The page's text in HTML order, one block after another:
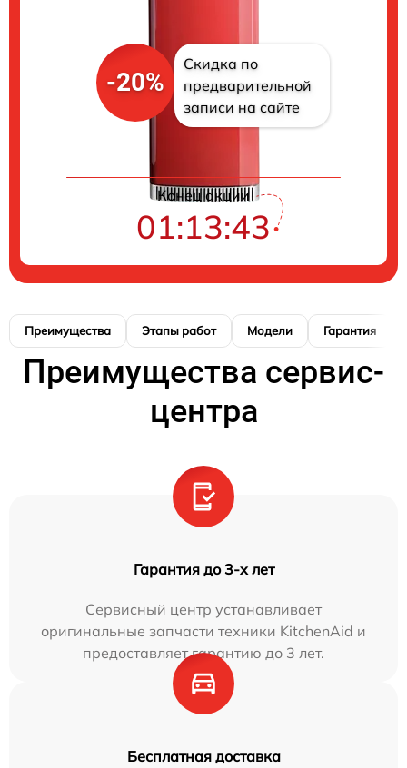
-20%
Скидка по
предварительной
записи на сайте
Конец акции
01:13:42
Преимущества Этапы работ Модели Гарантия
Преимущества сервис-
центра
Гарантия до 3-х лет
Сервисный центр устанавливает
оригинальные запчасти техники KitchenAid и
предоставляет гарантию до 3 лет.
Бесплатная доставка